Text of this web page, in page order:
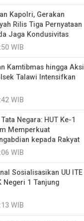
Kapolri, Gerakan
Rilis Tiga Pernyataan
Jaga Kondusivitas
WIB
Kamtibmas hingga Aksi
Talawi Intensifkan
WIB
Negara: HUT Ke-1
Memperkuat
kepada Rakyat
WIB
Sosialisasikan UU ITE
Negeri 1 Tanjung
WIB